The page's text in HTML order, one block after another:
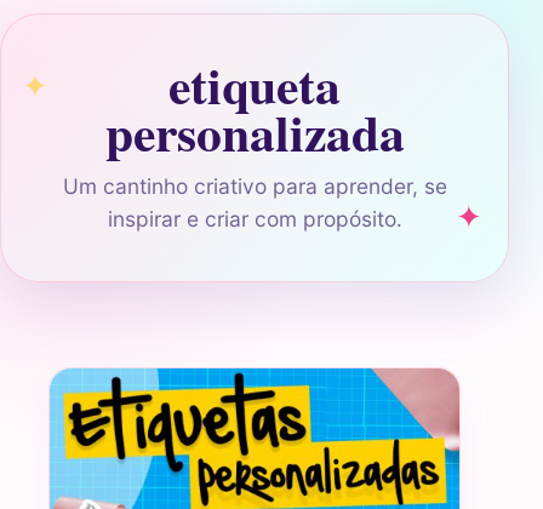
etiqueta
personalizada
Um cantinho criativo para aprender, se
inspirar e criar com propósito.